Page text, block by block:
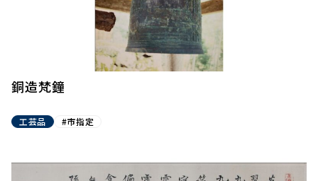
銅造梵鐘
工芸品 #市指定